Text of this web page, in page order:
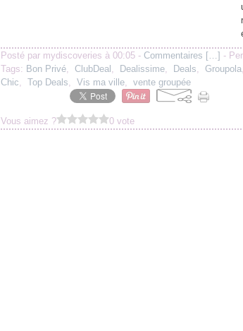
Posté par mydiscoveries à 00:05 - Commentaires […] -
Tags: Bon Privé, ClubDeal , Dealissime, Deals, Groupola
Chic, Top Deals, Vis ma ville, vente groupée
Vous aimez ? 0 vote